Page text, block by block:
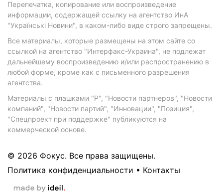
Перепечатка, копирование или воспроизведение
информации, содержащей ссылку на агентство ИнА
"Українські Новини", в каком-либо виде строго запрещены.
Все материалы, которые размещены на этом сайте со
ссылкой на агентство "Интерфакс-Украина", не подлежат
дальнейшему воспроизведению и/или распространению в
любой форме, кроме как с письменного разрешения
агентства.
Материалы с плашками "Р", "Новости партнеров", "Новости
компаний", "Новости партий", "Инновации", "Позиция",
"Спецпроект при поддержке" публикуются на
коммерческой основе.
© 2026 Фокус. Все права защищены.
Политика конфиденциальности • Контакты